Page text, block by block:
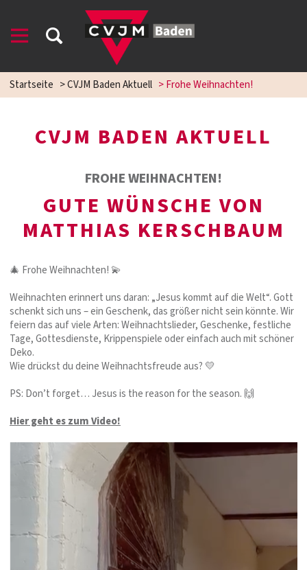
Startseite >CVJM Baden Aktuell >Frohe Weihnachten!
CVJM BADEN AKTUELL
FROHE WEIHNACHTEN!
GUTE WÜNSCHE VON
MATTHIAS KERSCHBAUM
🎄 Frohe Weihnachten! 💫
Weihnachten erinnert uns daran: „Jesus kommt auf die Welt“. Gott
schenkt sich uns – ein Geschenk, das größer nicht sein könnte. Wir
feiern das auf viele Arten: Weihnachtslieder, Geschenke, festliche
Tage, Gottesdienste, Krippenspiele oder einfach auch mit schöner
Deko.
Wie drückst du deine Weihnachtsfreude aus? 💛
PS: Don’t forget… Jesus is the reason for the season. 🙌
Hier geht es zum Video!